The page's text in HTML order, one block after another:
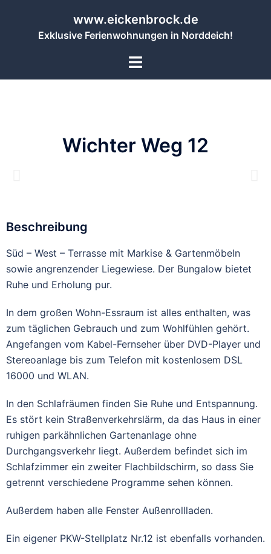
www.eickenbrock.de
Exklusive Ferienwohnungen in Norddeich!
Wichter Weg 12
Beschreibung
Süd – West – Terrasse mit Markise & Gartenmöbeln
sowie angrenzender Liegewiese. Der Bungalow bietet
Ruhe und Erholung pur.
In dem großen Wohn-Essraum ist alles enthalten, was
zum täglichen Gebrauch und zum Wohlfühlen gehört.
Angefangen vom Kabel-Fernseher über DVD-Player und
Stereoanlage bis zum Telefon mit kostenlosem DSL
16000 und WLAN.
In den Schlafräumen finden Sie Ruhe und Entspannung.
Es stört kein Straßenverkehrslärm, da das Haus in einer
ruhigen parkähnlichen Gartenanlage ohne
Durchgangsverkehr liegt. Außerdem befindet sich im
Schlafzimmer ein zweiter Flachbildschirm, so dass Sie
getrennt verschiedene Programme sehen können.
Außerdem haben alle Fenster Außenrollladen.
Ein eigener PKW-Stellplatz Nr.12 ist ebenfalls vorhanden.